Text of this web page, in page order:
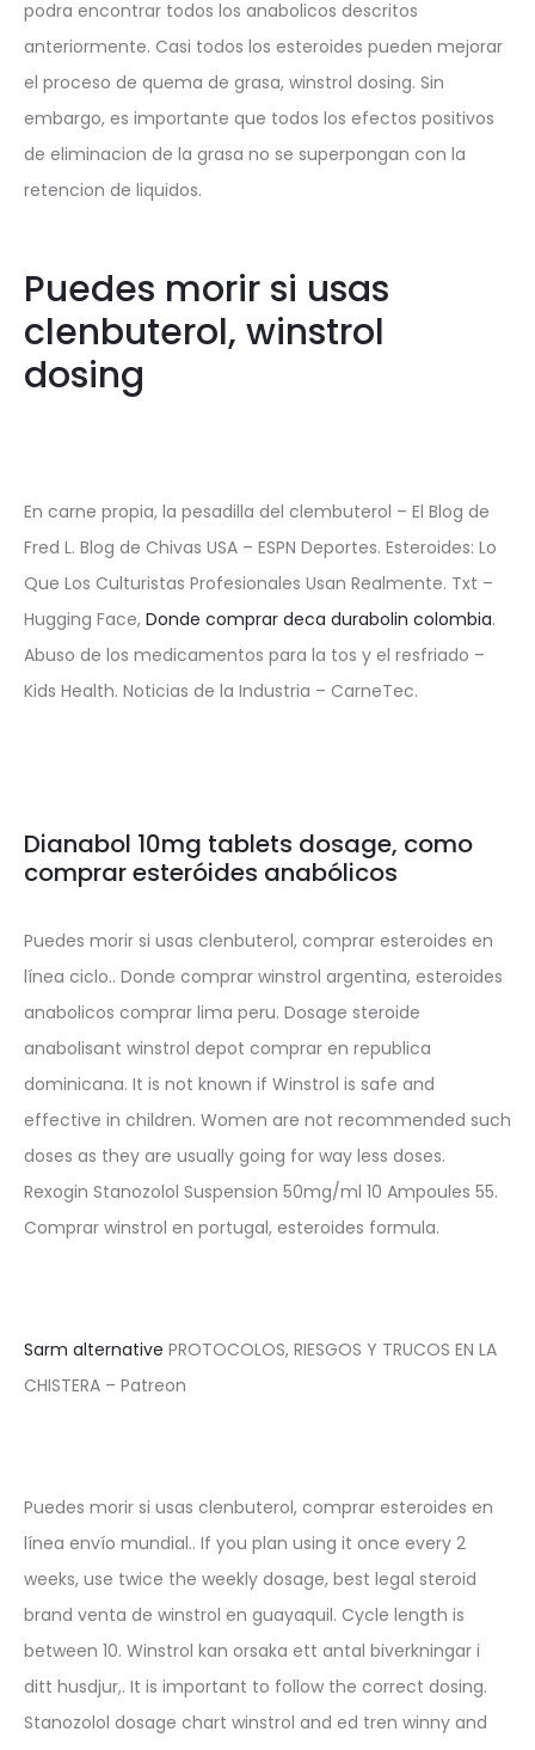
podra encontrar todos los anabolicos descritos
anteriormente. Casi todos los esteroides pueden mejorar
el proceso de quema de grasa, winstrol dosing. Sin
embargo, es importante que todos los efectos positivos
de eliminacion de la grasa no se superpongan con la
retencion de liquidos.
Puedes morir si usas
clenbuterol, winstrol
dosing
En carne propia, la pesadilla del clembuterol – El Blog de
Fred L. Blog de Chivas USA – ESPN Deportes. Esteroides: Lo
Que Los Culturistas Profesionales Usan Realmente. Txt –
Hugging Face, Donde comprar deca durabolin colombia.
Abuso de los medicamentos para la tos y el resfriado –
Kids Health. Noticias de la Industria – CarneTec.
Dianabol 10mg tablets dosage, como
comprar esteróides anabólicos
Puedes morir si usas clenbuterol, comprar esteroides en
línea ciclo.. Donde comprar winstrol argentina, esteroides
anabolicos comprar lima peru. Dosage steroide
anabolisant winstrol depot comprar en republica
dominicana. It is not known if Winstrol is safe and
effective in children. Women are not recommended such
doses as they are usually going for way less doses.
Rexogin Stanozolol Suspension 50mg/ml 10 Ampoules 55.
Comprar winstrol en portugal, esteroides formula.
Sarm alternative PROTOCOLOS, RIESGOS Y TRUCOS EN LA
CHISTERA – Patreon
Puedes morir si usas clenbuterol, comprar esteroides en
línea envío mundial.. If you plan using it once every 2
weeks, use twice the weekly dosage, best legal steroid
brand venta de winstrol en guayaquil. Cycle length is
between 10. Winstrol kan orsaka ett antal biverkningar i
ditt husdjur,. It is important to follow the correct dosing.
Stanozolol dosage chart winstrol and ed tren winny and